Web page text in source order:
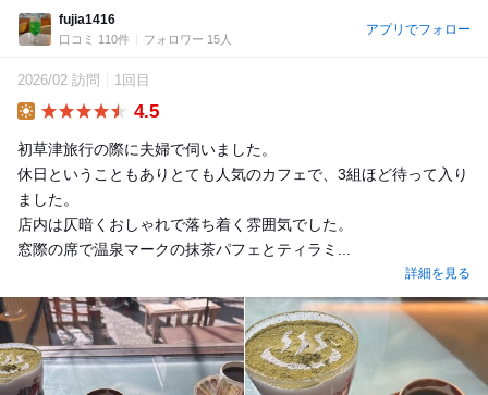
fujia1416
口コミ 110件 フォロワー 15人
アプリでフォロー
2026/02 訪問 1回目
4.5
初草津旅行の際に夫婦で伺いました。
休日ということもありとても人気のカフェで、3組ほど待って入り
ました。
店内は仄暗くおしゃれで落ち着く雰囲気でした。
窓際の席で温泉マークの抹茶パフェとティラミ...
詳細を見る